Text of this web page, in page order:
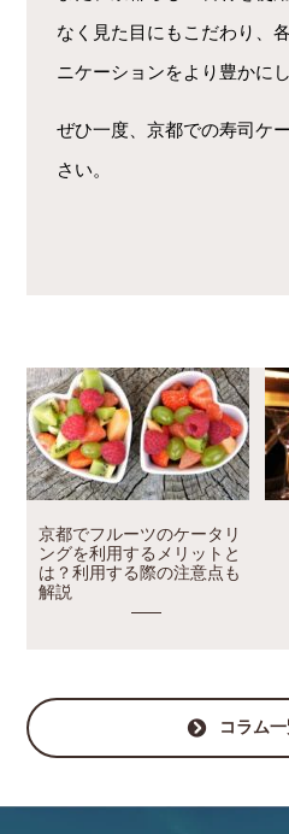
なく見た目にもこだわり、
ニケーションをより豊かにし
ぜひ一度、京都での寿司ケ
さい。
京都でフルーツのケータリ
ングを利用するメリットと
は？利用する際の注意点も
解説
コラム